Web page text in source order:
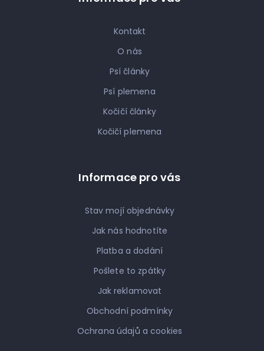
Kontakt
O nás
Psí články
Psí plemena
Kočičí články
Kočičí plemena
Informace pro vás
Stav mojí objednávky
Jak nás hodnotíte
Platba a dodání
Pošlete to zpátky
Jak reklamovat
Obchodní podmínky
Ochrana údajů a cookies